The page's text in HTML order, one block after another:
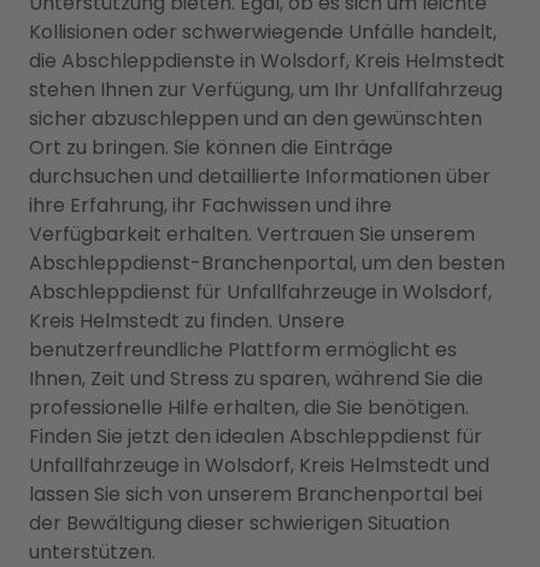
Kollisionen oder schwerwiegende Unfälle handelt,
die Abschleppdienste in Wolsdorf, Kreis Helmstedt
stehen Ihnen zur Verfügung, um Ihr Unfallfahrzeug
sicher abzuschleppen und an den gewünschten
Ort zu bringen. Sie können die Einträge
durchsuchen und detaillierte Informationen über
ihre Erfahrung, ihr Fachwissen und ihre
Verfügbarkeit erhalten. Vertrauen Sie unserem
Abschleppdienst-Branchenportal, um den besten
Abschleppdienst für Unfallfahrzeuge in Wolsdorf,
Kreis Helmstedt zu finden. Unsere
benutzerfreundliche Plattform ermöglicht es
Ihnen, Zeit und Stress zu sparen, während Sie die
professionelle Hilfe erhalten, die Sie benötigen.
Finden Sie jetzt den idealen Abschleppdienst für
Unfallfahrzeuge in Wolsdorf, Kreis Helmstedt und
lassen Sie sich von unserem Branchenportal bei
der Bewältigung dieser schwierigen Situation
unterstützen.